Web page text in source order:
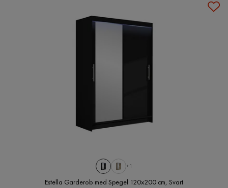
+1
Estella Garderob med Spegel 120x200 cm, Svart